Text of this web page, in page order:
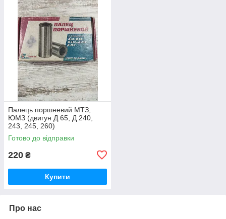
Палець поршневий МТЗ,
ЮМЗ (двигун Д 65, Д 240,
243, 245, 260)
Готово до відправки
220 ₴
Купити
Про нас